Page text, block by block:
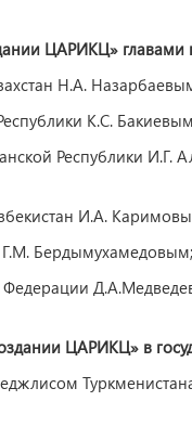
ЦАРИКЦ» главами
Н.А.
К.С.
Республики И.Г.
И.А.
Г.М. Бердымухамедовым;
Федерации
ЦАРИКЦ» в